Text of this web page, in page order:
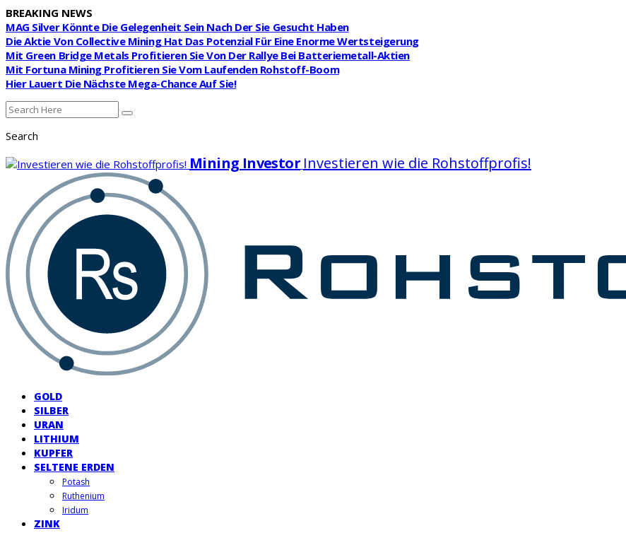
BREAKING NEWS
MAG Silver Könnte Die Gelegenheit Sein Nach Der Sie Gesucht Haben
Die Aktie Von Collective Mining Hat Das Potenzial Für Eine Enorme Wertsteigerung
Mit Green Bridge Metals Profitieren Sie Von Der Rallye Bei Batteriemetall-Aktien
Mit Fortuna Mining Profitieren Sie Vom Laufenden Rohstoff-Boom
Hier Lauert Die Nächste Mega-Chance Auf Sie!
Search
Mining Investor Investieren wie die Rohstoffprofis!
GOLD
SILBER
URAN
LITHIUM
KUPFER
SELTENE ERDEN
Potash
Ruthenium
Iridum
ZINK